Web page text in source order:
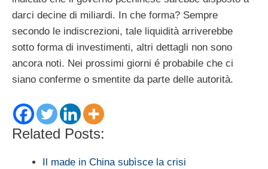
darci decine di miliardi. In che forma? Sempre
secondo le indiscrezioni, tale liquidità arriverebbe
sotto forma di investimenti, altri dettagli non sono
ancora noti. Nei prossimi giorni é probabile che ci
siano conferme o smentite da parte delle autorità.
Related Posts:
Il made in China subìsce la crisi